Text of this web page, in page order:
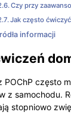
Czy przy
Jak często
informacji
POChP często
z samochodu.
stopniowo